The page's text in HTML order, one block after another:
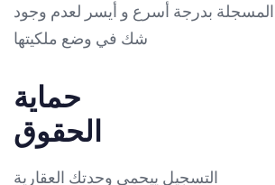
المسجلة بدرجة أسرع و أيسر لعدم وجود
شك في وضع ملكيتها
حماية
الحقوق
التسجيل ييحمي وحدتك العقارية